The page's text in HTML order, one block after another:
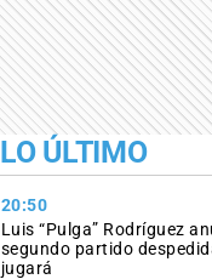
LO ÚLTIMO
20:50
Luis “Pulga” Rodríguez
segundo partido
jugará